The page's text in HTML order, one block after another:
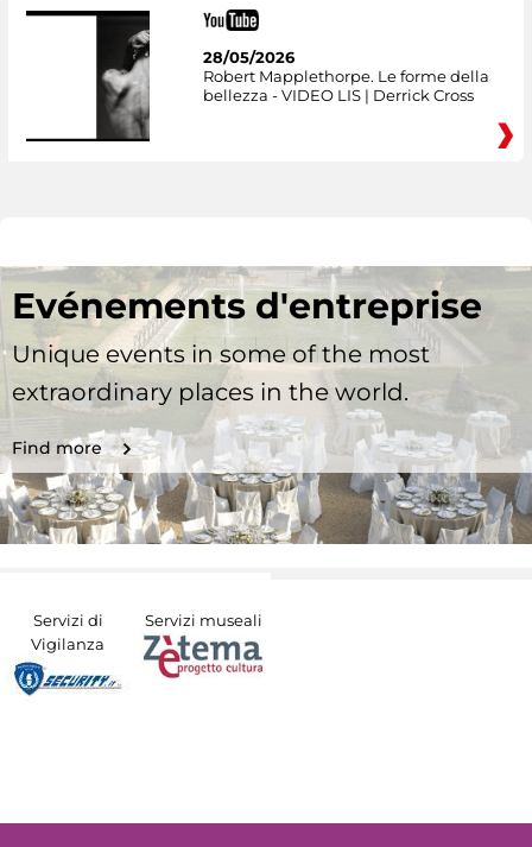
28/05/2026
Robert Mapplethorpe. Le forme della
bellezza - VIDEO LIS | Derrick Cross
Evénements d'entreprise
Unique events in some of the most
extraordinary places in the world.
Find more
Servizi di
Vigilanza
Servizi museali